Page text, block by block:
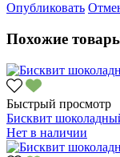
Опубликовать
Похожие
Быстрый просмотр
Бисквит
Нет в наличии